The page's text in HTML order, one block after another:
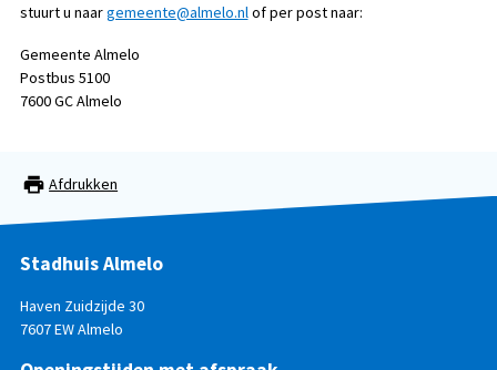
stuurt u naargemeente@almelo.nlof per post naar:
Gemeente Almelo
Postbus 5100
7600 GC Almelo
Afdrukken
Stadhuis Almelo
Haven Zuidzijde 30
7607 EW Almelo